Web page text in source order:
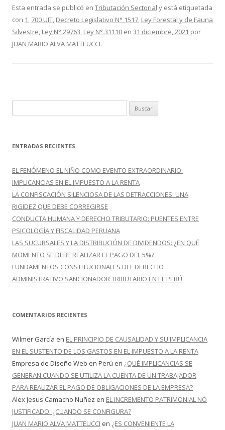
e
b
o
itt
er
m
p
ar
Esta entrada se publicó en Tributación Sectorial y está etiquetada
con 1, 700 UIT, Decreto Legislativo N° 1517, Ley Forestal y de Fauna
Silvestre, Ley N° 29763, Ley N° 31110 en 31 diciembre, 2021 por
JUAN MARIO ALVA MATTEUCCI.
u
c
r
:
ENTRADAS RECIENTES
EL FENÓMENO EL NIÑO COMO EVENTO EXTRAORDINARIO:
IMPLICANCIAS EN EL IMPUESTO A LA RENTA
LA CONFISCACIÓN SILENCIOSA DE LAS DETRACCIONES: UNA
RIGIDEZ QUE DEBE CORREGIRSE
CONDUCTA HUMANA Y DERECHO TRIBUTARIO: PUENTES ENTRE
PSICOLOGÍA Y FISCALIDAD PERUANA
LAS SUCURSALES Y LA DISTRIBUCIÓN DE DIVIDENDOS: ¿EN QUÉ
MOMENTO SE DEBE REALIZAR EL PAGO DEL 5%?
FUNDAMENTOS CONSTITUCIONALES DEL DERECHO
ADMINISTRATIVO SANCIONADOR TRIBUTARIO EN EL PERÚ
COMENTARIOS RECIENTES
Wilmer García en EL PRINCIPIO DE CAUSALIDAD Y SU IMPLICANCIA
EN EL SUSTENTO DE LOS GASTOS EN EL IMPUESTO A LA RENTA
Empresa de Diseño Web en Perú en ¿QUÉ IMPLICANCIAS SE
GENERAN CUANDO SE UTILIZA LA CUENTA DE UN TRABAJADOR
PARA REALIZAR EL PAGO DE OBLIGACIONES DE LA EMPRESA?
Alex Jesus Camacho Nuñez en EL INCREMENTO PATRIMONIAL NO
JUSTIFICADO: ¿CUANDO SE CONFIGURA?
JUAN MARIO ALVA MATTEUCCI en ¿ES CONVENIENTE LA